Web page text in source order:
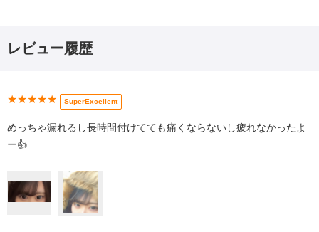
レビュー履歴
★★★★★ SuperExcellent
めっちゃ漏れるし長時間付けてても痛くならないし疲れなかったよ
ー👍